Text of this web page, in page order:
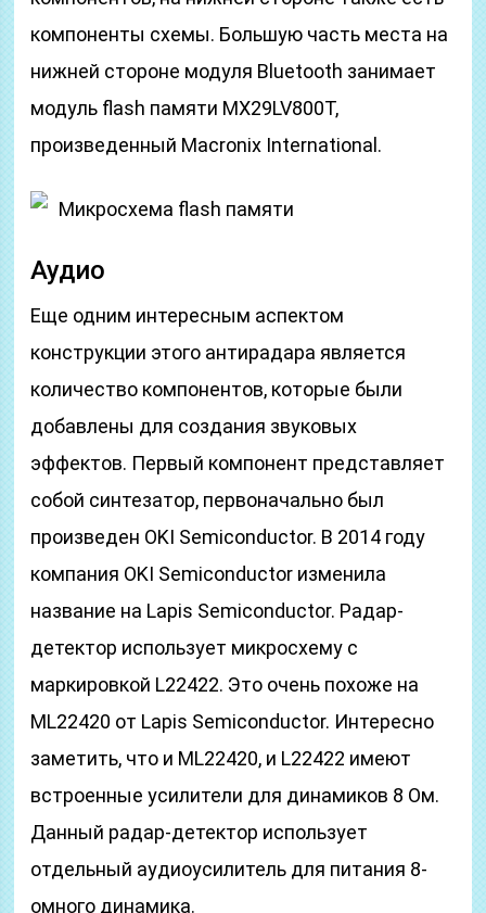
компоненты схемы. Большую часть места на
нижней стороне модуля Bluetooth занимает
модуль flash памяти MX29LV800T,
произведенный Macronix International.
Микросхема flash памяти
Аудио
Еще одним интересным аспектом
конструкции этого антирадара является
количество компонентов, которые были
добавлены для создания звуковых
эффектов. Первый компонент представляет
собой синтезатор, первоначально был
произведен OKI Semiconductor. В 2014 году
компания OKI Semiconductor изменила
название на Lapis Semiconductor. Радар-
детектор использует микросхему с
маркировкой L22422. Это очень похоже на
ML22420 от Lapis Semiconductor. Интересно
заметить, что и ML22420, и L22422 имеют
встроенные усилители для динамиков 8 Ом.
Данный радар-детектор использует
отдельный аудиоусилитель для питания 8-
омного динамика.